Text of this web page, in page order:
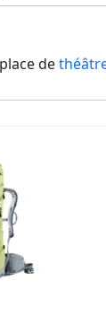
de